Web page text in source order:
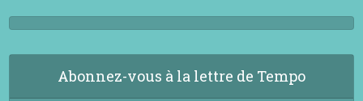
Abonnez-vous à la lettre de Tempo